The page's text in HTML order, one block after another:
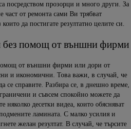
посредством прозорци и много други. За
част от ремонта сами Ви трябват
да постигате резултатно целите си.
помощ от външни фирми
от външни фирми или дори от
и икономични. Това важи, в случай, че
се справите. Разбира се, в днешно време,
и съвсем спокойно можете да
няколко десетки видеа, които обясняват
ламината. С малко усилия и
желан резултат. В случай, че търсите